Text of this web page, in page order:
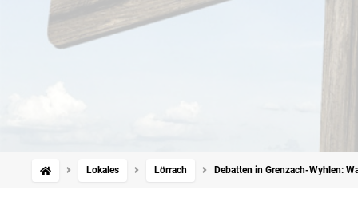
Lokales Lörrach Debatten in Grenzach-Wyhlen: